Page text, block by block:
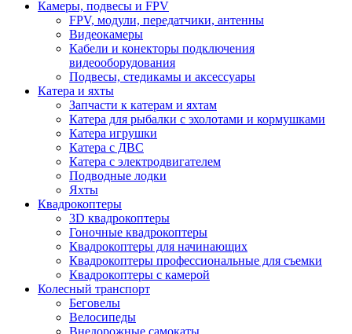
Камеры, подвесы и FPV
FPV, модули, передатчики, антенны
Видеокамеры
Кабели и конекторы подключения
видеооборудования
Подвесы, стедикамы и аксессуары
Катера и яхты
Запчасти к катерам и яхтам
Катера для рыбалки с эхолотами и кормушками
Катера игрушки
Катера с ДВС
Катера с электродвигателем
Подводные лодки
Яхты
Квадрокоптеры
3D квадрокоптеры
Гоночные квадрокоптеры
Квадрокоптеры для начинающих
Квадрокоптеры профессиональные для съемки
Квадрокоптеры с камерой
Колесный транспорт
Беговелы
Велосипеды
Внедорожные самокаты